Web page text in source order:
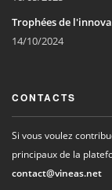
Trophées de
14/10/2024
CONTACTS
Si vous voulez
principaux de la
contact@vineas.net